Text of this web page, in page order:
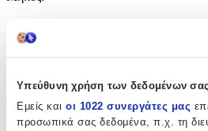
Υπεύθυνη χρήση των δεδομένων σας
Εμείς και οι 1022 συνεργάτες μας
προσωπικά σας δεδομένα, π.χ. τη
12
mm